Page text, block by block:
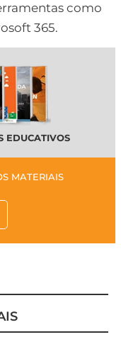
como
365.
EDUCATIVOS
MATERIAIS